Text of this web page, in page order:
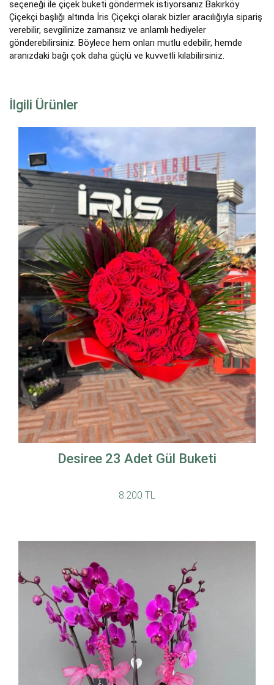
seçeneği ile çiçek buketi göndermek istiyorsanız Bakırköy
Çiçekçi başlığı altında İris Çiçekçi olarak bizler aracılığıyla sipariş
verebilir, sevgilinize zamansız ve anlamlı hediyeler
gönderebilirsiniz. Böylece hem onları mutlu edebilir, hemde
aranızdaki bağı çok daha güçlü ve kuvvetli kılabilirsiniz.
İlgili Ürünler
Desiree 23 Adet Gül Buketi
8.200 TL